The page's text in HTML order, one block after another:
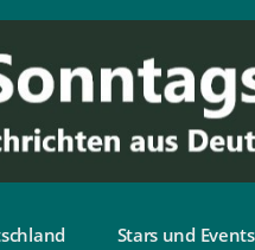
Stars und Events